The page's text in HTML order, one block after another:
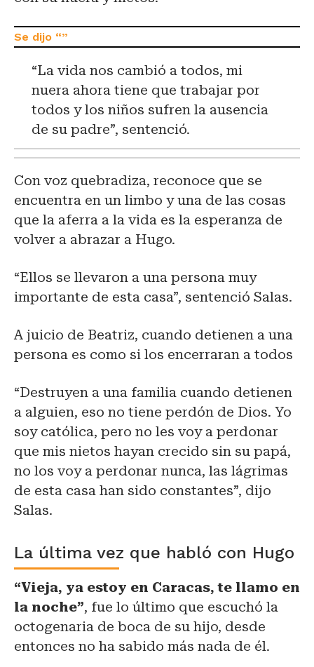
“La vida nos cambió a todos, mi
nuera ahora tiene que trabajar por
todos y los niños sufren la ausencia
de su padre”, sentenció.
Con voz quebradiza, reconoce que se
encuentra en un limbo y una de las cosas
que la aferra a la vida es la esperanza de
volver a abrazar a Hugo.
“Ellos se llevaron a una persona muy
importante de esta casa”, sentenció Salas.
A juicio de Beatriz, cuando detienen a una
persona es como si los encerraran a todos
“Destruyen a una familia cuando detienen
a alguien, eso no tiene perdón de Dios. Yo
soy católica, pero no les voy a perdonar
que mis nietos hayan crecido sin su papá,
no los voy a perdonar nunca, las lágrimas
de esta casa han sido constantes”, dijo
Salas.
La última vez que habló con Hugo
“Vieja, ya estoy en Caracas, te llamo en
la noche”, fue lo último que escuchó la
octogenaria de boca de su hijo, desde
entonces no ha sabido más nada de él.